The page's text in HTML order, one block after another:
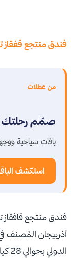
فندق منتجع قفقاز
من عطلات
صمّم رحلتك
باقات سياحية
استكشف
فندق منتجع قافقاز